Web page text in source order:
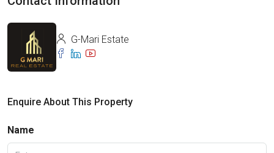
G-Mari Estate
Enquire About This Property
Name